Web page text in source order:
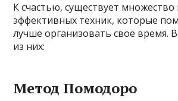
К счастью, существует множество
эффективных техник, которые
лучше организовать своё время.
из них:
Метод Помодоро